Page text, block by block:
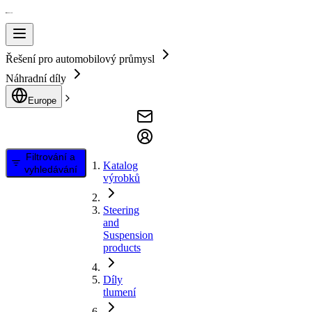
Řešení pro automobilový průmysl
Náhradní díly
Europe
Filtrování a
vyhledávání
Katalog
výrobků
Steering
and
Suspension
products
Díly
tlumení